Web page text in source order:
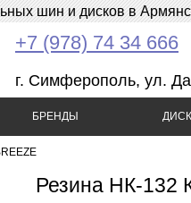
шин и дисков в
+7 (978) 74 34 666
г. Симферополь, ул.
БРЕНДЫ
Резина НК-132